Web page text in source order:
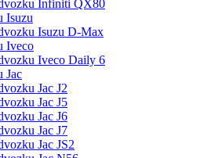
Infiniti QX80
Isuzu
Isuzu D-Max
Iveco
Iveco Daily 6
Jac
Jac J2
Jac J5
Jac J6
Jac J7
Jac JS2